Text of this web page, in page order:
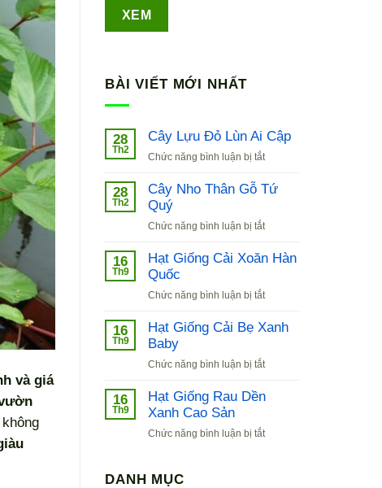
và giá
BÀI VIẾT MỚI NHẤT
28
Th2
Cây Lựu Đỏ Lùn Ai Cập
Chức năng bình luận bị tắtở
Lựu
Ai
28
Th2
Cây Nho Thân Gỗ Tứ
Quý
Chức năng bình luận bị tắtở
Nho
Tứ
16
Th9
Hạt Giống Cải Xoăn Hàn
Quốc
Chức năng bình luận bị tắtở
Giống
Hàn
16
Th9
Hạt Giống Cải Bẹ Xanh
Baby
Chức năng bình luận bị tắtở
Giống
Xanh
16
Th9
Hạt Giống Rau Dền
Xanh Cao Sản
Chức năng bình luận bị tắtở
DANH MỤC